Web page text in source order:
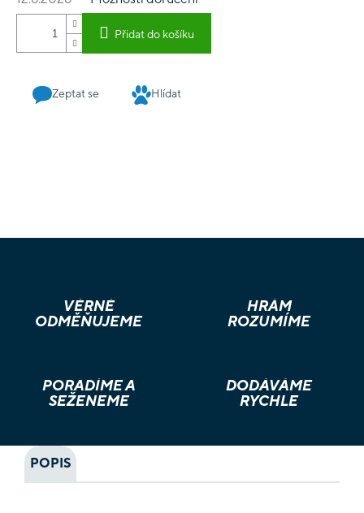
Přidat do košíku
dodávány nesestavené a nenabarvené
Zeptat se Hlídat
VĚRNÉ
ODMĚŇUJEME
HRÁM
ROZUMÍME
PORADÍME A
SEŽENEME
DODÁVÁME
RYCHLE
POPIS